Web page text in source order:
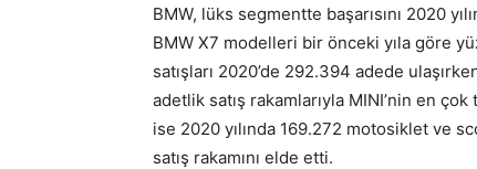
BMW, lüks segmentte başarısını 2020
BMW X7 modelleri bir önceki yıla göre
satışları 2020’de 292.394 adede
adetlik satış rakamlarıyla MINI’nin en
ise 2020 yılında 169.272 motosiklet ve
satış rakamını elde etti.